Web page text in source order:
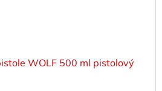
WOLF 500 ml pistolový